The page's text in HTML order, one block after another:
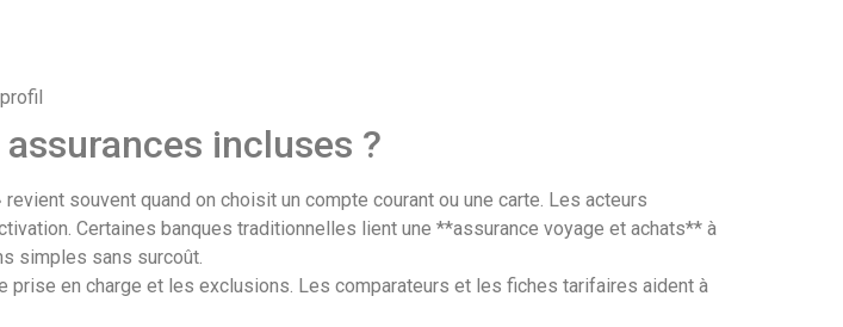
incluses ?
souvent quand on choisit un compte courant ou une carte. Les acteurs
Certaines banques traditionnelles lient une **assurance voyage et achats** à
simples sans surcoût.
en charge et les exclusions. Les comparateurs et les fiches tarifaires aident à